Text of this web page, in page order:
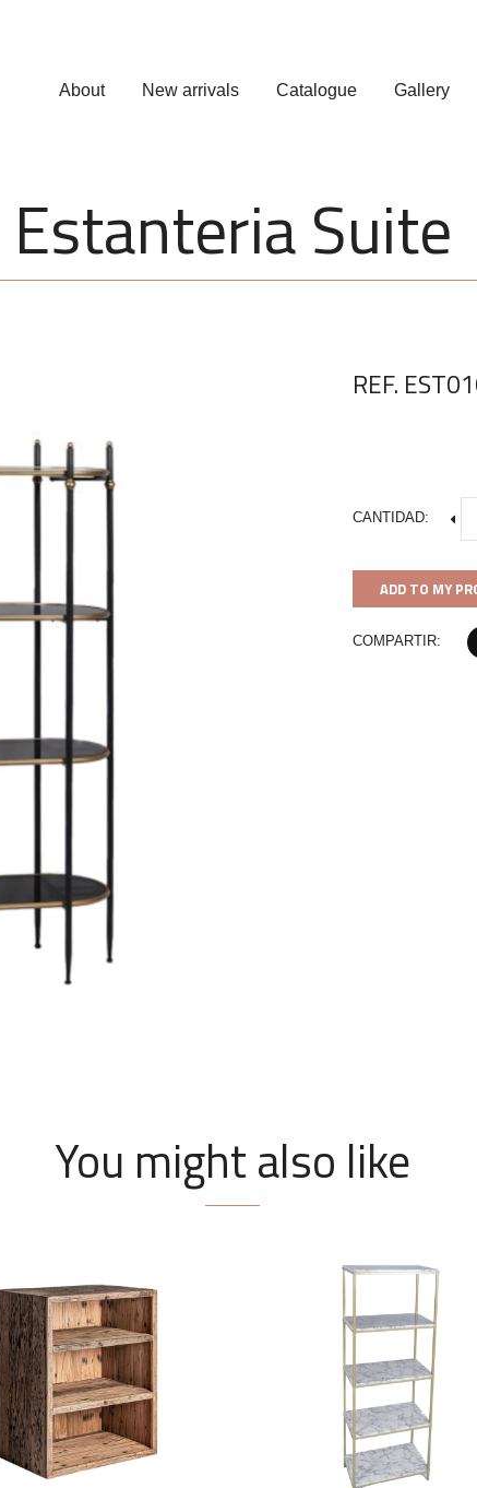
About New arrivals Catalogue Gallery
Estanteria Suite
REF.
CANTIDAD:
ADD TO MY
COMPARTIR:
You might also like